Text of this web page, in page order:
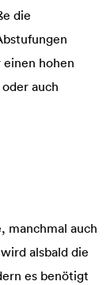
die
hohen
oder auch
manchmal auch
alsbald die
es benötigt